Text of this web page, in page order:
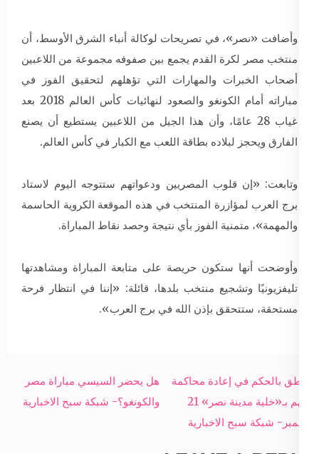
وأضافت «نصر»، في تصريحات لوكالة أنباء الشرق الأوسط، أن
منتخب مصر لكرة القدم يجمع بين صفوفه مجموعة من اللاعبين
أصحاب الخبرات والمهارات التي تؤهلهم لتحقيق الفوز في
مباراته أمام الكونغو والصعود لنهائيات كأس العالم 2018 بعد
غياب 28 عامًا، وأن هذا الجيل من اللاعبين يستطيع أن يصنع
الفارق ويحجز لبلاده بطاقة اللعب مع الكبار في كأس العالم.
وتابعت: «إن قلوب المصريين ودعواتهم ستتوجه اليوم لاستاد
برج العرب لمؤازرة المنتخب في هذه الموقعة الكروية الحاسمة
والمهمة»، متمنية الفوز بأي نتيجة وحصد نقاط المباراة.
وأوضحت أنها ستكون حريصة على متابعة المباراة ومشاهدتها
تليفزيونيًا وتشجيع منتخب بلدها، قائلة: «إننا في انتظار فرحة
مستحقة، ستتحقق بإذن الله في برج العرب».
Post
navigation
هل يحضر السيسي مباراة مصر
والكونغو؟- شبكة سبح الاخبارية
النطق بالحكم في إعادة محاكمة
متهم بـ«خلية مدينة نصر» 21
نوفمبر- شبكة سبح الاخبارية